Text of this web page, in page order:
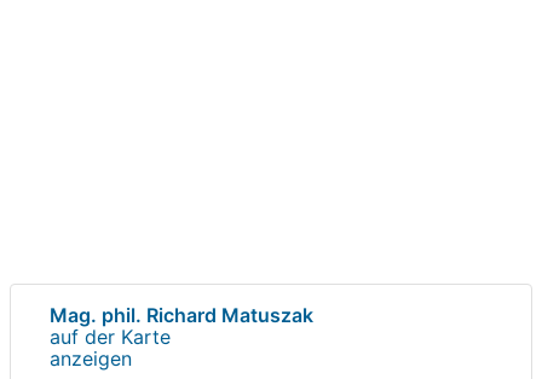
Mag. phil. Richard Matuszak
auf der Karte
anzeigen